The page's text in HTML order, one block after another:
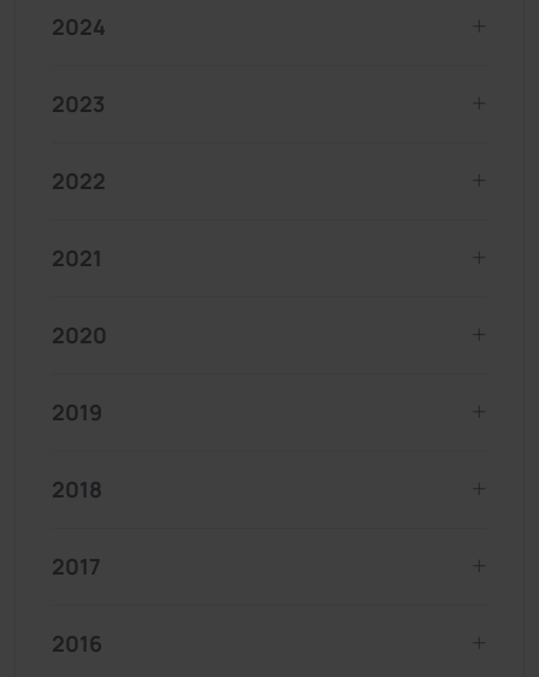
2024
2023
2022
2021
2020
2019
2018
2017
2016